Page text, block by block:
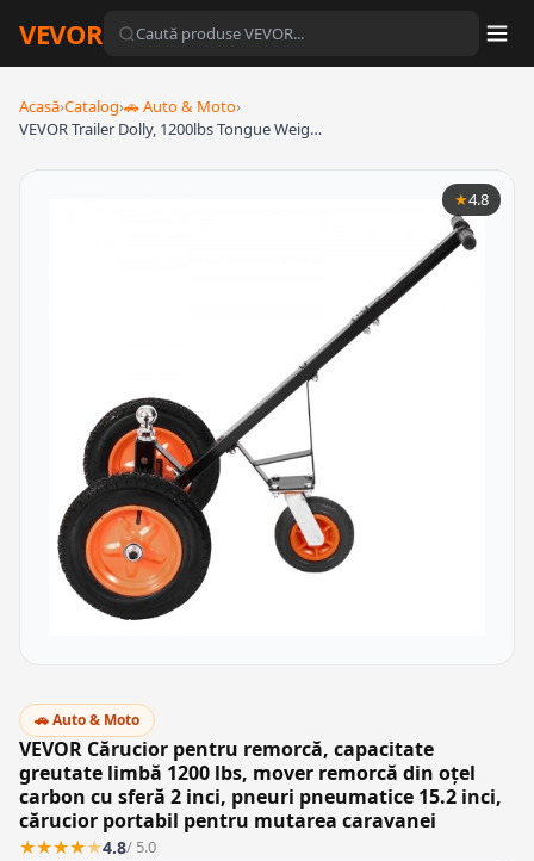
VEVOR
Acasă›Catalog›🚗 Auto & Moto›
VEVOR Trailer Dolly, 1200lbs Tongue Weig…
★4.8
🚗 Auto & Moto
VEVOR Cărucior pentru remorcă, capacitate
greutate limbă 1200 lbs, mover remorcă din oțel
carbon cu sferă 2 inci, pneuri pneumatice 15.2 inci,
cărucior portabil pentru mutarea caravanei
★★★★★4.8/ 5.0